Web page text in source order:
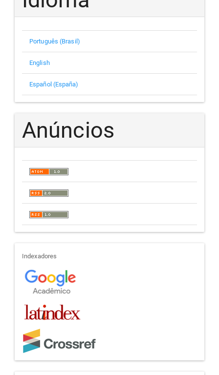
Português (Brasil)
English
Español (España)
Anúncios
indexadores
Indexadores